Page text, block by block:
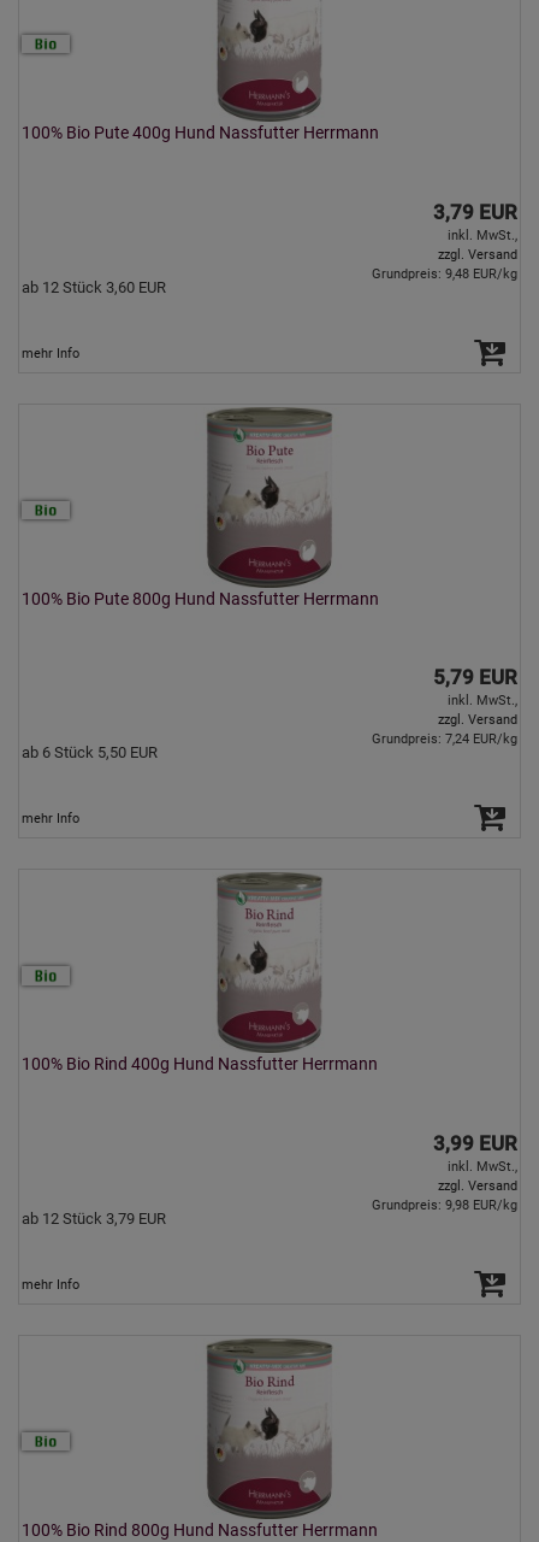
100% Bio Pute 400g Hund Nassfutter Herrmann
3,79 EUR
inkl. MwSt.,
zzgl. Versand
ab 12 Stück 3,60 EUR
Grundpreis: 9,48 EUR/kg
mehr Info
100% Bio Pute 800g Hund Nassfutter Herrmann
5,79 EUR
inkl. MwSt.,
zzgl. Versand
ab 6 Stück 5,50 EUR
Grundpreis: 7,24 EUR/kg
mehr Info
100% Bio Rind 400g Hund Nassfutter Herrmann
3,99 EUR
inkl. MwSt.,
zzgl. Versand
ab 12 Stück 3,79 EUR
Grundpreis: 9,98 EUR/kg
mehr Info
100% Bio Rind 800g Hund Nassfutter Herrmann